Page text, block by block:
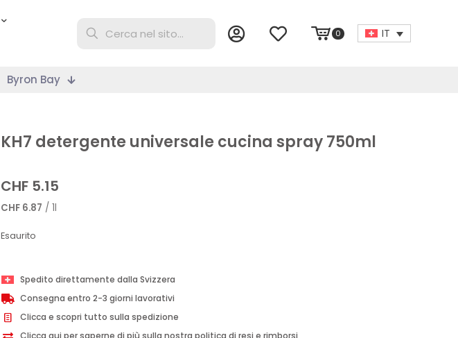
0 IT
Byron Bay
KH7 detergente universale cucina spray 750ml
CHF 5.15
CHF 6.87 / 1l
Esaurito
Spedito direttamente dalla Svizzera
Consegna entro 2-3 giorni lavorativi
Clicca e scopri tutto sulla spedizione
Clicca qui per saperne di più sulla nostra politica di resi e rimborsi